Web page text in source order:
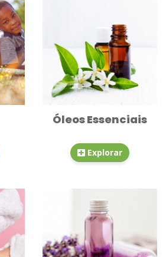
Óleos Essenciais
Explorar